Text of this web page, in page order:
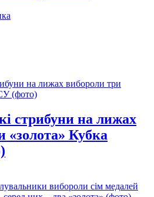
стрибуни на лижах
«золота» Кубка